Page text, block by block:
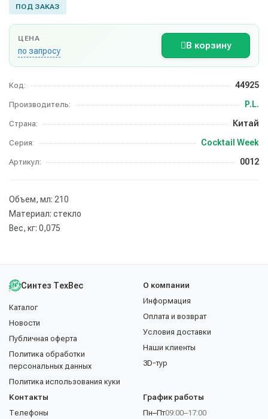
ПОД ЗАКАЗ
ЦЕНА
по запросу
В корзину
Код: 44925
Производитель: P.L.
Страна: Китай
Серия: Cocktail Week
Артикул: 0012
Объем, мл: 210
Материал: стекло
Вес, кг: 0,075
Синтез ТехВес
Каталог
Новости
Публичная оферта
Политика обработки
персональных данных
Политика использования куки
О компании
Информация
Оплата и возврат
Условия доставки
Наши клиенты
3D-тур
Контакты
Телефоны
График работы
Пн–Пт09:00–17:00